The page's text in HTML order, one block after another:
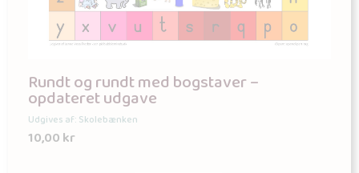
Rundt og rundt med bogstaver –
opdateret udgave
Udgives af: Skolebænken
10,00kr